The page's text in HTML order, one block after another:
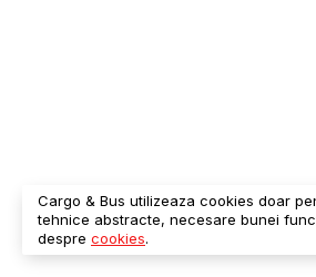
Cargo & Bus utilizeaza cookies doar
tehnice abstracte, necesare bunei
despre cookies.